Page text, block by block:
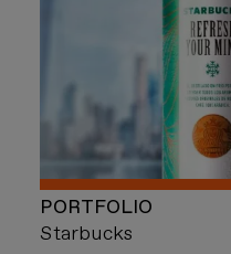
Starbucks
PORTFOLIO